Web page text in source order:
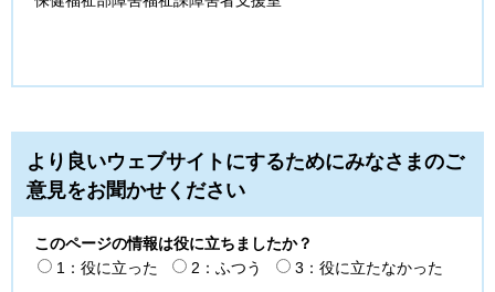
より良いウェブサイトにするためにみなさまのご
意見をお聞かせください
このページの情報は役に立ちましたか？
1：役に立った
2：ふつう
3：役に立たなかった